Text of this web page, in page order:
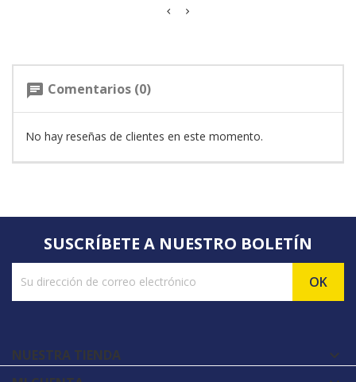
chat Comentarios (0)
No hay reseñas de clientes en este momento.
SUSCRÍBETE A NUESTRO BOLETÍN
NUESTRA TIENDA 